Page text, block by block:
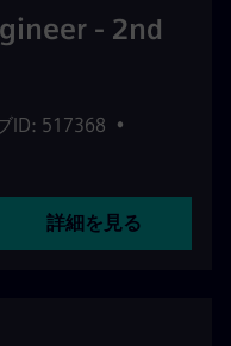
- 2nd
ID: 517368 •
詳細を見る